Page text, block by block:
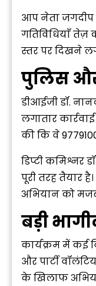
आप नेताजगदीप
गतिविधियाँ तेज़
स्तर पर दिखने
पुलिस और
डीआईजी डॉ.
लगातार
की कि वे
डिप्टी कमिश्नर
पूरी तरह तैयार
अभियान को
बड़ी
कार्यक्रम में कई
और पार्टी
के खिलाफ